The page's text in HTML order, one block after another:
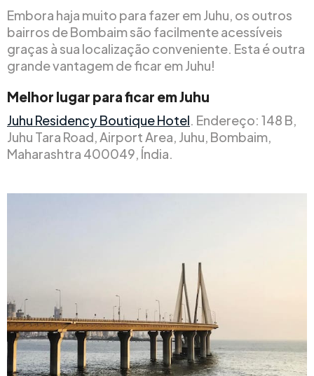
Embora haja muito para fazer em Juhu, os outros
bairros de Bombaim são facilmente acessíveis
graças à sua localização conveniente. Esta é outra
grande vantagem de ficar em Juhu!
Melhor lugar para ficar em Juhu
Juhu Residency Boutique Hotel. Endereço: 148 B,
Juhu Tara Road, Airport Area, Juhu, Bombaim,
Maharashtra 400049, Índia.